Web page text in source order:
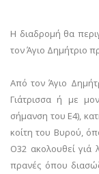
Η διαδρομή θα
τον Άγιο Δημήτριο
Από τον Άγιο
Γιάτρισσα ή με
σήμανση του Ε4),
κοίτη του Βυρού,
Ο32 ακολουθεί γιά
πρανές όπου